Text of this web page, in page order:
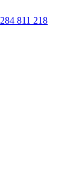
284 811 218